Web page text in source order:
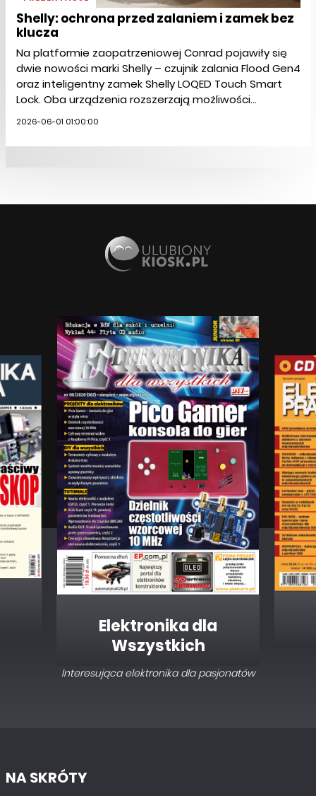
Shelly: ochrona przed zalaniem i zamek bez
klucza
Na platformie zaopatrzeniowej Conrad pojawiły się
dwie nowości marki Shelly – czujnik zalania Flood Gen4
oraz inteligentny zamek Shelly LOQED Touch Smart
Lock. Oba urządzenia rozszerzają możliwości...
2026-06-01 01:00:00
Elektronika dla
Wszystkich
Interesująca elektronika dla pasjonatów
NA SKRÓTY